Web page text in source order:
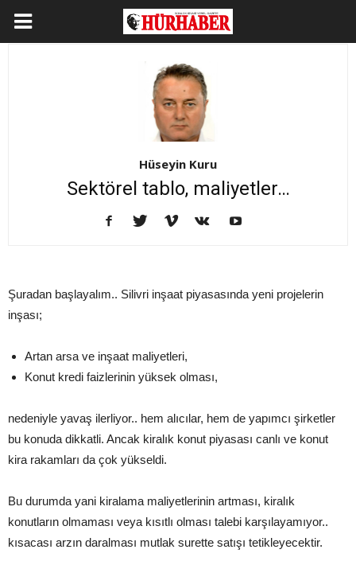
Hüseyin Kuru
Sektörel tablo, maliyetler…
Şuradan başlayalım.. Silivri inşaat piyasasında yeni projelerin
inşası;
Artan arsa ve inşaat maliyetleri,
Konut kredi faizlerinin yüksek olması,
nedeniyle yavaş ilerliyor.. hem alıcılar, hem de yapımcı şirketler
bu konuda dikkatli. Ancak kiralık konut piyasası canlı ve konut
kira rakamları da çok yükseldi.
Bu durumda yani kiralama maliyetlerinin artması, kiralık
konutların olmaması veya kısıtlı olması talebi karşılayamıyor..
kısacası arzın daralması mutlak surette satışı tetikleyecektir.